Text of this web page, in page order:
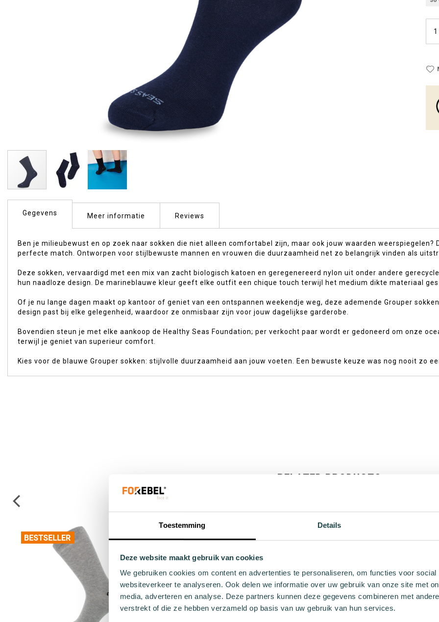
Toestemming Details
Deze website maakt gebruik van cookies
We gebruiken cookies om content en advertenties te personaliseren, om functies voor
websiteverkeer te analyseren. Ook delen we informatie over uw gebruik van onze site met
media, adverteren en analyse. Deze partners kunnen deze gegevens combineren met
verstrekt of die ze hebben verzameld op basis van uw gebruik van hun services.
afbeeldingen-
Gegevens
Ben je milieubewust en op zoek naar sokken die niet alleen comfortabel zijn, maar ook jouw waarden weerspiegelen?
perfecte match. Ontworpen voor stijlbewuste mannen en vrouwen die duurzaamheid net zo belangrijk vinden als
Deze sokken, vervaardigd met een mix van zacht biologisch katoen en geregenereerd nylon uit onder andere
hun naadloze design. De marineblauwe kleur geeft elke outfit een chique touch terwijl het medium dikte materiaal
Of je nu lange dagen maakt op kantoor of geniet van een ontspannen weekendje weg, deze ademende Grouper
design past bij elke gelegenheid, waardoor ze onmisbaar zijn voor jouw dagelijkse garderobe.
Bovendien steun je met elke aankoop de Healthy Seas Foundation; per verkocht paar wordt er gedoneerd om onze
terwijl je geniet van superieur comfort.
Kies voor de blauwe Grouper sokken: stijlvolle duurzaamheid aan jouw voeten. Een bewuste keuze was nog nooit zo
Meer informatie Reviews
RELATED PRODUCTS